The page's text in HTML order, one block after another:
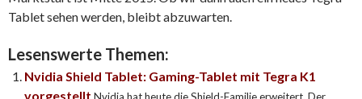
Tablet sehen werden, bleibt abzuwarten.
Lesenswerte Themen:
Nvidia Shield Tablet: Gaming-Tablet mit Tegra K1
vorgestellt Nvidia hat heute die Shield-Familie erweitert. Der